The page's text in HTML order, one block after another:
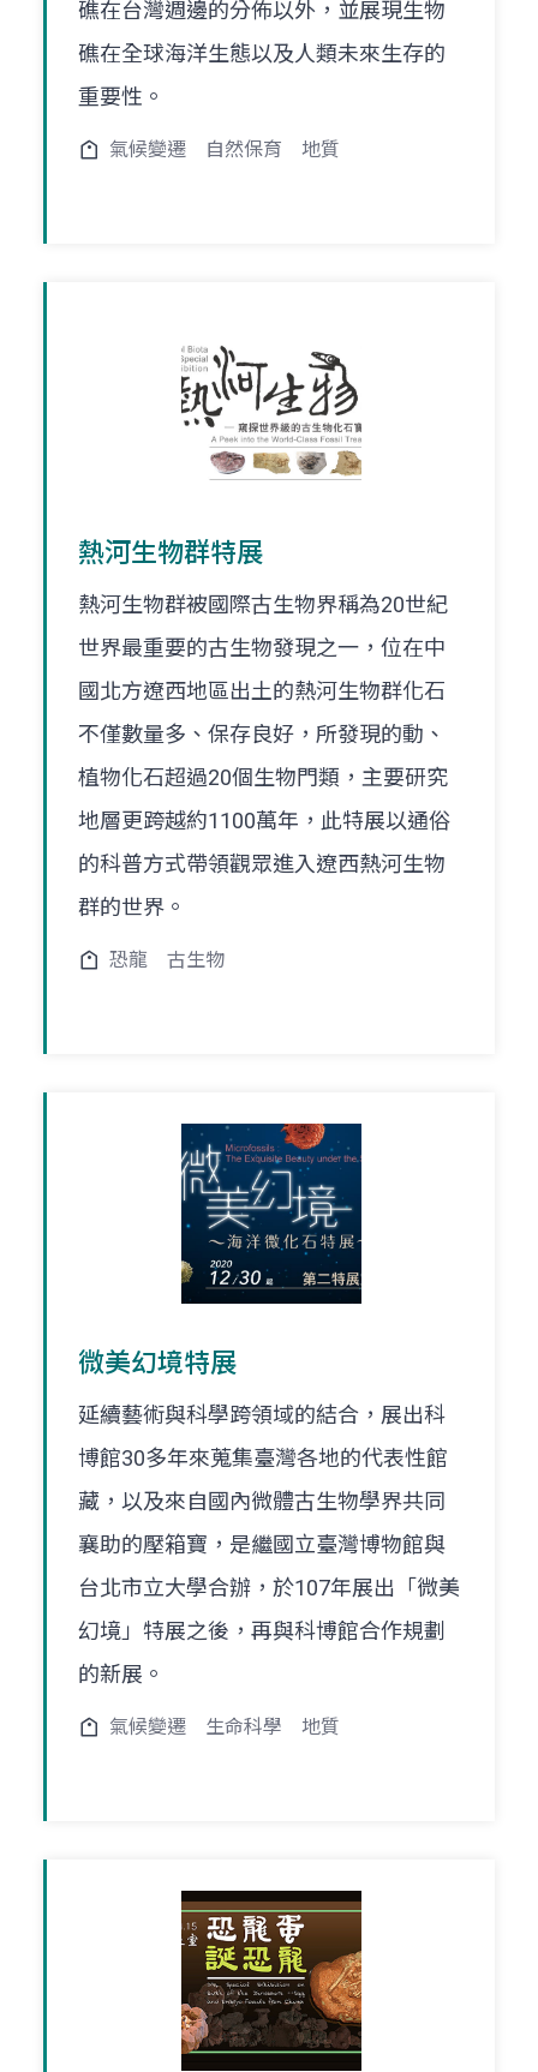
礁在台灣週邊的分佈以外，並展現生物
礁在全球海洋生態以及人類未來生存的
重要性。
氣候變遷 自然保育 地質
熱河生物群特展
熱河生物群被國際古生物界稱為20世紀
世界最重要的古生物發現之一，位在中
國北方遼西地區出土的熱河生物群化石
不僅數量多、保存良好，所發現的動、
植物化石超過20個生物門類，主要研究
地層更跨越約1100萬年，此特展以通俗
的科普方式帶領觀眾進入遼西熱河生物
群的世界。
恐龍 古生物
微美幻境特展
延續藝術與科學跨領域的結合，展出科
博館30多年來蒐集臺灣各地的代表性館
藏，以及來自國內微體古生物學界共同
襄助的壓箱寶，是繼國立臺灣博物館與
台北市立大學合辦，於107年展出「微美
幻境」特展之後，再與科博館合作規劃
的新展。
氣候變遷 生命科學 地質